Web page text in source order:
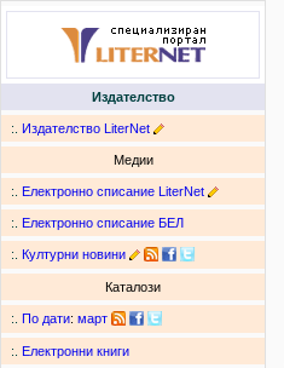
Издателство
:. Издателство LiterNet
Медии
:. Електронно списание LiterNet
:. Електронно списание БЕЛ
:. Културни новини
Каталози
:. По дати: март
:. Електронни книги